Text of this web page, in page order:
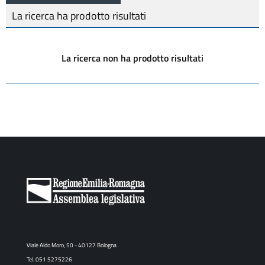
La ricerca ha prodotto risultati
La ricerca non ha prodotto risultati
Viale Aldo Moro, 50 - 40127 Bologna
Tel. 051 5275226